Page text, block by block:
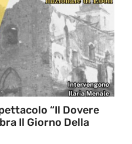
“Il Dovere
Il Giorno Della